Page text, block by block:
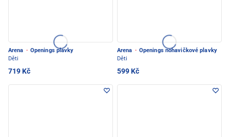
Arena · Openings plavky
Děti
719 Kč
Arena · Openings nohavičkové plavky
Děti
599 Kč